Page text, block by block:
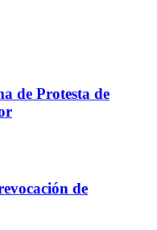
de Protesta de
de